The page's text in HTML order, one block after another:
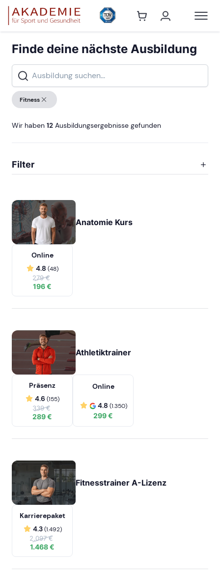
Finde deine nächste Ausbildung
Fitness
Wir haben 12 Ausbildungsergebnisse gefunden
Filter
Anatomie Kurs
Online
4.8 (48)
279 €
196 €
Athletiktrainer
Präsenz
4.6 (155)
339 €
289 €
Online
4.8 (1.350)
299 €
Fitnesstrainer A-Lizenz
Karrierepaket
4.3(1.492)
2.097 €
1.468 €